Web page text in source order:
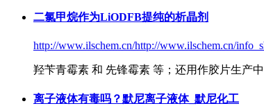
二氯甲烷作为LiODFB提纯的析晶剂
http://www.ilschem.cn/http://www.ilschem.cn/
羟苄青霉素 和 先锋霉素 等；还用作胶片生产
离子液体有毒吗？默尼离子液体_默尼化工